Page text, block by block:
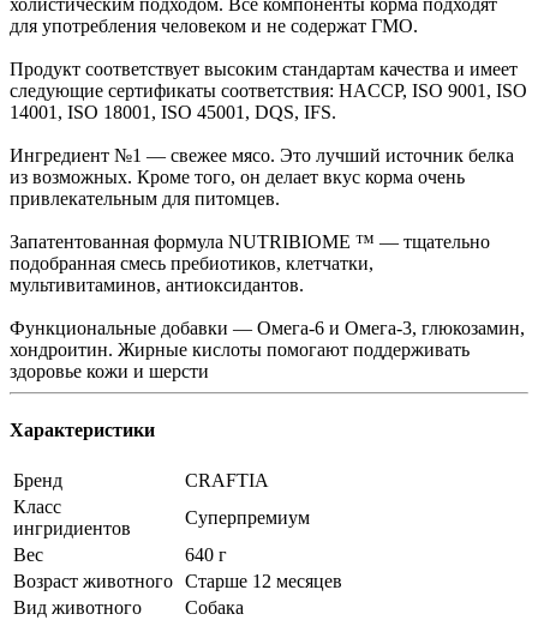
для употребления человеком и не содержат ГМО.
Продукт соответствует высоким стандартам качества и имеет
следующие сертификаты соответствия: HACCP, ISO 9001, ISO
14001, ISO 18001, ISO 45001, DQS, IFS.
Ингредиент №1 — свежее мясо. Это лучший источник белка
из возможных. Кроме того, он делает вкус корма очень
привлекательным для питомцев.
Запатентованная формула NUTRIBIOME ™ — тщательно
подобранная смесь пребиотиков, клетчатки,
мультивитаминов, антиоксидантов.
Функциональные добавки — Омега-6 и Омега-3, глюкозамин,
хондроитин. Жирные кислоты помогают поддерживать
здоровье кожи и шерсти
Характеристики
Бренд
CRAFTIA
Класс
ингридиентов
Суперпремиум
Вес
640 г
Возраст животного Старше 12 месяцев
Вид животного
Собака